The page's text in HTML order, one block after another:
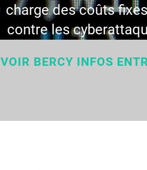
charge des coûts
contre les
VOIR BERCY INFOS